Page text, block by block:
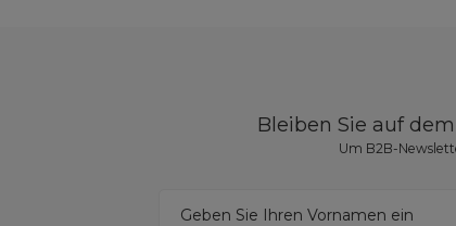
Bleiben Sie auf
Um B2B-
Geben Sie Ihren Vornamen ein